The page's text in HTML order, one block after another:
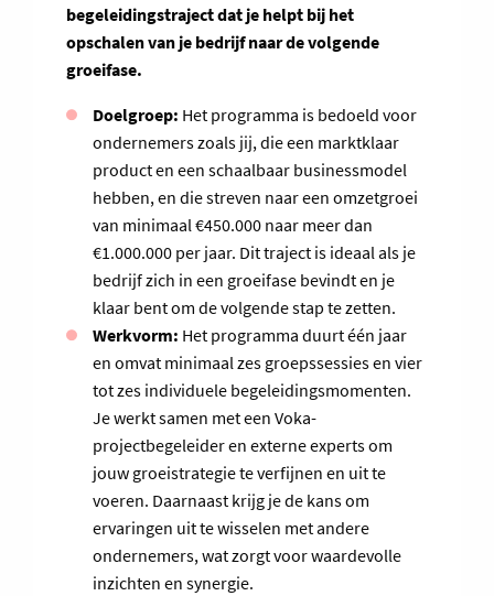
begeleidingstraject dat je helpt bij het
opschalen van je bedrijf naar de volgende
groeifase.
Doelgroep: Het programma is bedoeld voor
ondernemers zoals jij, die een marktklaar
product en een schaalbaar businessmodel
hebben, en die streven naar een omzetgroei
van minimaal €450.000 naar meer dan
€1.000.000 per jaar. Dit traject is ideaal als je
bedrijf zich in een groeifase bevindt en je
klaar bent om de volgende stap te zetten.
Werkvorm: Het programma duurt één jaar
en omvat minimaal zes groepssessies en vier
tot zes individuele begeleidingsmomenten.
Je werkt samen met een Voka-
projectbegeleider en externe experts om
jouw groeistrategie te verfijnen en uit te
voeren. Daarnaast krijg je de kans om
ervaringen uit te wisselen met andere
ondernemers, wat zorgt voor waardevolle
inzichten en synergie.